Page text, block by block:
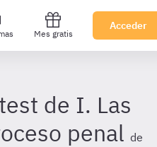
Mes gratis
Acceder
de I. Las
penal de